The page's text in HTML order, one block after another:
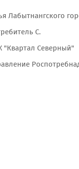
Лабытнангского
С.
"Квартал Северный"